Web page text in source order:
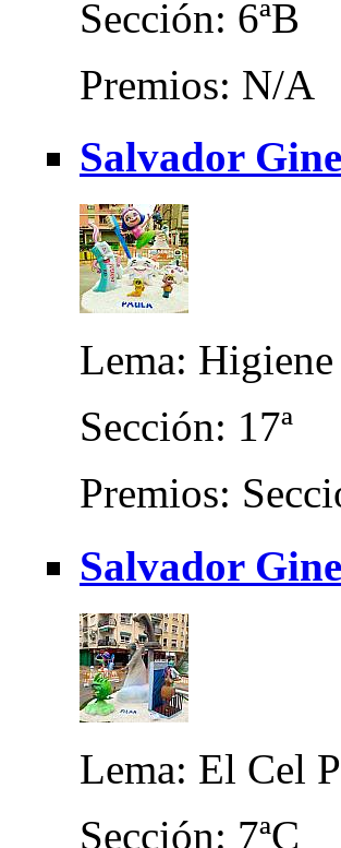
Sección: 6ªB
Premios: N/A
Salvador
Lema:
Sección: 17ª
Premios:
Salvador
Lema: El Cel
Sección: 7ªC